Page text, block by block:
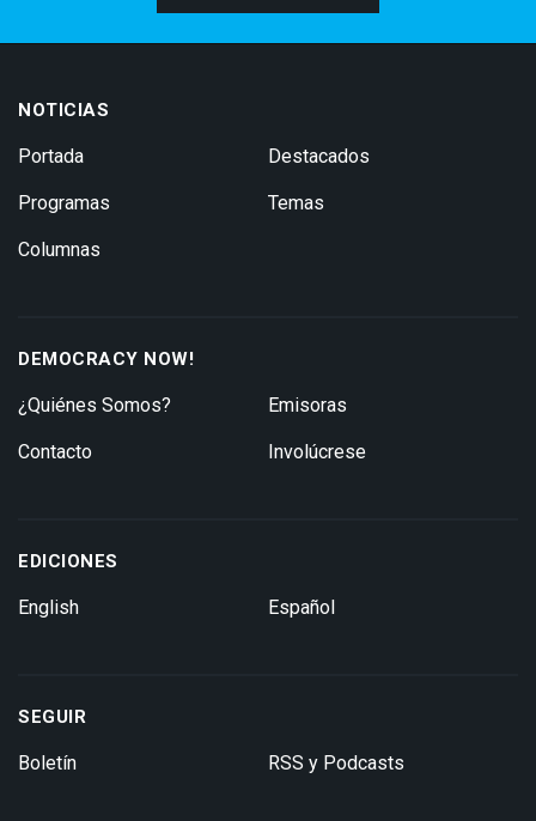
NOTICIAS
Portada
Programas
Columnas
Destacados
Temas
DEMOCRACY NOW!
¿Quiénes Somos?
Contacto
Emisoras
Involúcrese
EDICIONES
English Español
SEGUIR
Boletín RSS y Podcasts